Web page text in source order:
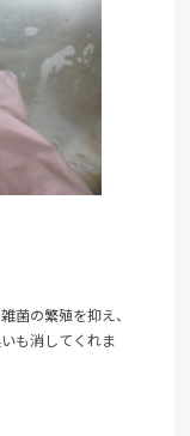
菌の繁殖を抑え、
も消してくれま